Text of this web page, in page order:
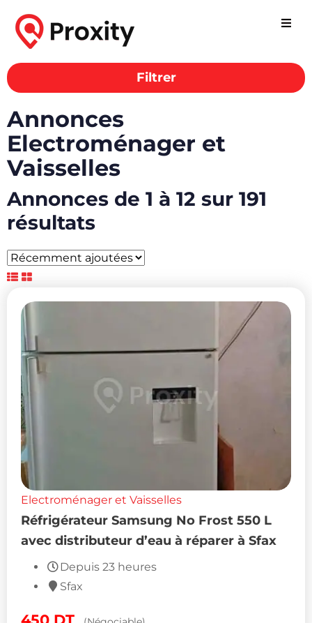
Filtrer
Annonces
Electroménager et
Vaisselles
Annonces de 1 à 12 sur 191
résultats
Electroménager et Vaisselles
Réfrigérateur Samsung No Frost 550 L
avec distributeur d’eau à réparer à Sfax
Depuis 23 heures
Sfax